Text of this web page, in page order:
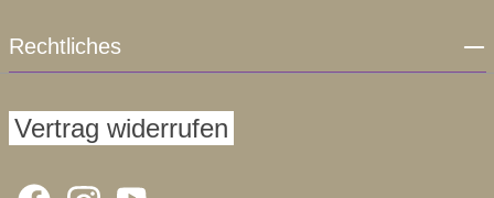
Rechtliches
Vertrag widerrufen